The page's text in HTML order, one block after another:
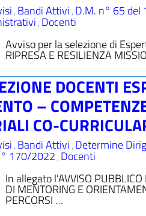
, Bandi Attivi, D.M. n° 65
, Docenti
Avviso per la selezione di
RIPRESA E RESILIENZA
DOCENTI
–
CO-
, Bandi Attivi, Determine
170/2022, Docenti
In allegato l’AVVISO
DI MENTORING E
PERCORSI …